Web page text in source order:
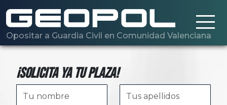
Opositar a Guardia Civil en Comunidad Valenciana
¡Solicita ya tu plaza!